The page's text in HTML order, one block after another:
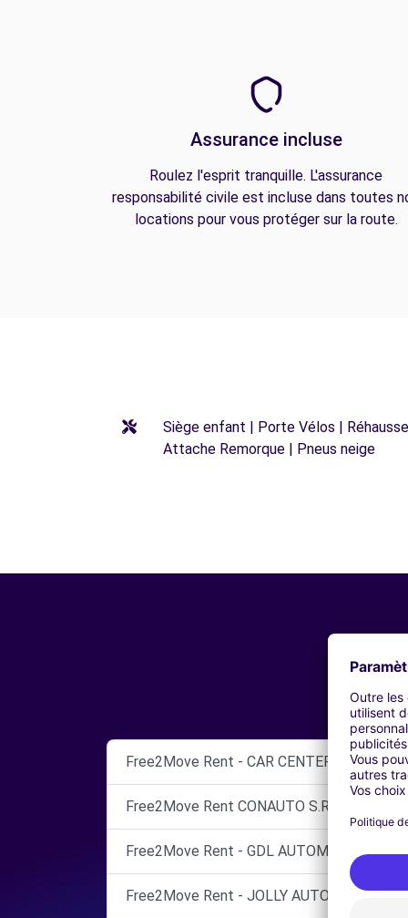
Assurance incluse
Roulez l'esprit tranquille. L'assurance
responsabilité civile est incluse dans toutes
locations pour vous protéger sur la route.
Siège enfant | Porte Vélos |
Attache Remorque | Pneus neige
Free2Move Rent - CAR CENTER - CASTEL
Free2Move Rent CONAUTO S.R.L. CONC.
Free2Move Rent - GDL AUTOMOTIVE SRL
Free2Move Rent - JOLLY AUTOMOBILI